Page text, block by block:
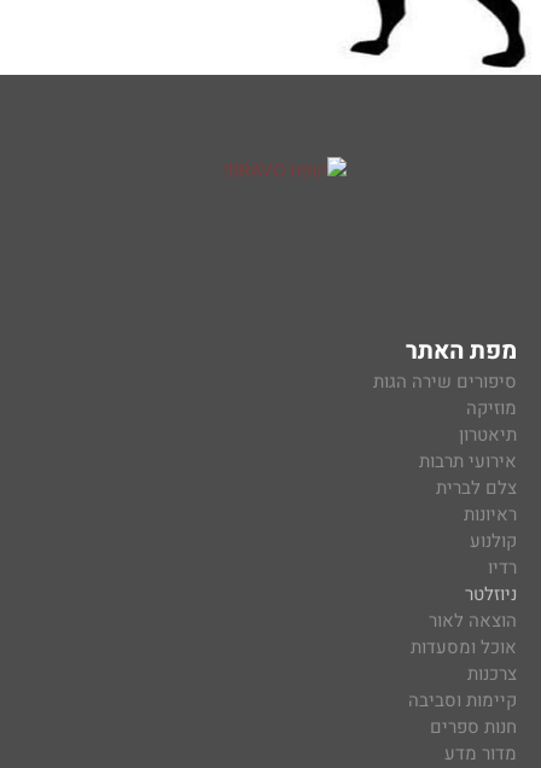
מפת האתר
סיפורים שירה הגות
מוזיקה
תיאטרון
אירועי תרבות
צלם לברית
ראיונות
קולנוע
רדיו
ניוזלטר
הוצאה לאור
אוכל ומסעדות
צרכנות
קיימות וסביבה
חנות ספרים
מדור מדע